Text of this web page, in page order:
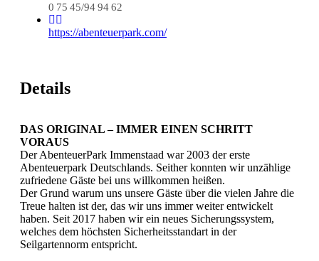
0 75 45/94 94 62
https://abenteuerpark.com/
Details
DAS ORIGINAL – IMMER EINEN SCHRITT
VORAUS
Der AbenteuerPark Immenstaad war 2003 der erste
Abenteuerpark Deutschlands. Seither konnten wir unzählige
zufriedene Gäste bei uns willkommen heißen.
Der Grund warum uns unsere Gäste über die vielen Jahre die
Treue halten ist der, das wir uns immer weiter entwickelt
haben. Seit 2017 haben wir ein neues Sicherungssystem,
welches dem höchsten Sicherheitsstandart in der
Seilgartennorm entspricht.